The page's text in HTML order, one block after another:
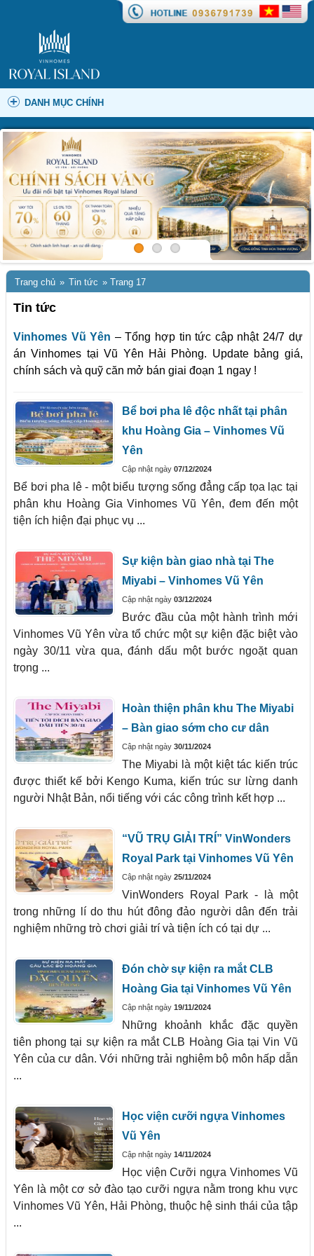
DANH MỤC CHÍNH
Trang chủ » Tin tức » Trang 17
Tin tức
Vinhomes Vũ Yên – Tổng hợp tin tức cập nhật 24/7 dự
án Vinhomes tại Vũ Yên Hải Phòng. Update bảng giá,
chính sách và quỹ căn mở bán giai đoạn 1 ngay !
Bể bơi pha lê độc nhất tại phân
khu Hoàng Gia – Vinhomes Vũ
Yên
Cập nhật ngày 07/12/2024
Bể bơi pha lê - một biểu tượng sống đẳng cấp tọa lạc tại
phân khu Hoàng Gia Vinhomes Vũ Yên, đem đến một
tiện ích hiện đại phục vụ ...
Sự kiện bàn giao nhà tại The
Miyabi – Vinhomes Vũ Yên
Cập nhật ngày 03/12/2024
Bước đầu của một hành trình mới
Vinhomes Vũ Yên vừa tổ chức một sự kiện đặc biệt vào
ngày 30/11 vừa qua, đánh dấu một bước ngoặt quan
trọng ...
Hoàn thiện phân khu The Miyabi
– Bàn giao sớm cho cư dân
Cập nhật ngày 30/11/2024
The Miyabi là một kiệt tác kiến trúc
được thiết kế bởi Kengo Kuma, kiến trúc sư lừng danh
người Nhật Bản, nổi tiếng với các công trình kết hợp ...
“VŨ TRỤ GIẢI TRÍ” VinWonders
Royal Park tại Vinhomes Vũ Yên
Cập nhật ngày 25/11/2024
VinWonders Royal Park - là một
trong những lí do thu hút đông đảo người dân đến trải
nghiệm những trò chơi giải trí và tiện ích có tại dự ...
Đón chờ sự kiện ra mắt CLB
Hoàng Gia tại Vinhomes Vũ Yên
Cập nhật ngày 19/11/2024
Những khoảnh khắc đặc quyền
tiên phong tại sự kiện ra mắt CLB Hoàng Gia tại Vin Vũ
Yên của cư dân. Với những trải nghiệm bộ môn hấp dẫn
...
Học viện cưỡi ngựa Vinhomes
Vũ Yên
Cập nhật ngày 14/11/2024
Học viện Cưỡi ngựa Vinhomes Vũ
Yên là một cơ sở đào tạo cưỡi ngựa nằm trong khu vực
Vinhomes Vũ Yên, Hải Phòng, thuộc hệ sinh thái của tập
...